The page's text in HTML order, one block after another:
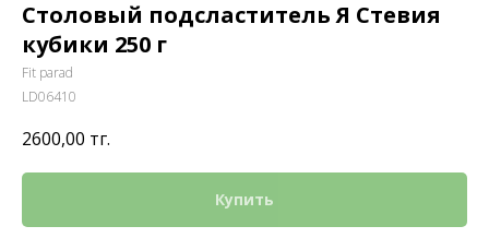
Столовый подсластитель Я Стевия
кубики 250 г
Fit parad
LD06410
2600,00 тг.
Купить